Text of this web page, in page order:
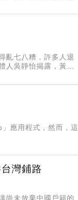
亂七八糟，許多人退
人吳靜怡揭露，黃國
應用程式，然而，這
灣鋪路
尚未放棄中國戶籍的